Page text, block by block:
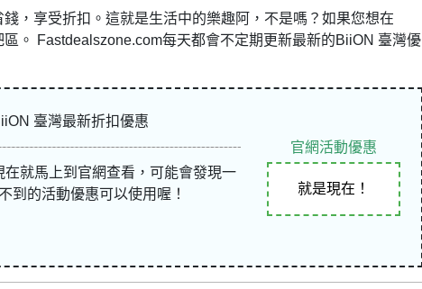
，享受折扣。這就是生活中的樂趣阿，不是嗎？如果您想在
。 Fastdealszone.com每天都會不定期更新最新的BiiON 臺灣優
臺灣最新折扣優惠
在就馬上到官網查看，可能會發現一
到的活動優惠可以使用喔！
官網活動優惠
就是現在！